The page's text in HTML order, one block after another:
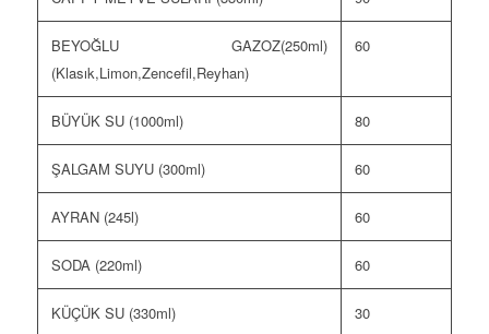
BEYOĞLU GAZOZ(250ml)
(Klasık,Limon,Zencefil,Reyhan)
60
BÜYÜK SU (1000ml) 80
ŞALGAM SUYU (300ml) 60
AYRAN (245l) 60
SODA (220ml) 60
KÜÇÜK SU (330ml) 30